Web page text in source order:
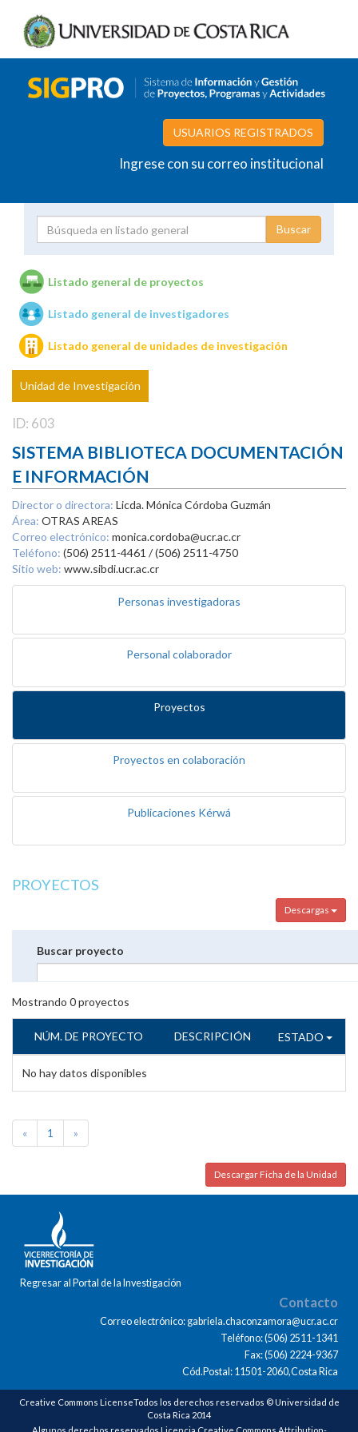
USUARIOS REGISTRADOS
Ingrese con su correo institucional
Unidades de investigación
Listado general de proyectos
Listado general de investigadores
Listado general de unidades de investigación
Unidad de Investigación
ID: 603
SISTEMA BIBLIOTECA DOCUMENTACIÓN
E INFORMACIÓN
Director o directora: Licda. Mónica Córdoba Guzmán
Área: OTRAS AREAS
Correo electrónico: monica.cordoba@ucr.ac.cr
Teléfono: (506) 2511-4461 / (506) 2511-4750
Sitio web: www.sibdi.ucr.ac.cr
Personas investigadoras
Personal colaborador
Proyectos
Proyectos en colaboración
Publicaciones Kérwá
PROYECTOS
Descargas
Buscar proyecto
Mostrando 0proyectos
NÚM. DE PROYECTO DESCRIPCIÓN ESTADO
No hay datos disponibles
« 1 »
Descargar Ficha de la Unidad
Regresar al Portal de la Investigación
Contacto
Correo electrónico: gabriela.chaconzamora@ucr.ac.cr
Teléfono: (506) 2511-1341
Fax: (506) 2224-9367
Cód.Postal: 11501-2060,Costa Rica
Creative Commons LicenseTodos los derechos reservados © Universidad de
Costa Rica 2014